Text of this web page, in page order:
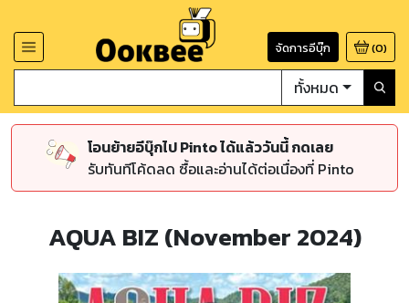
จัดการอีบุ๊ก (0)
ทั้งหมด
โอนย้ายอีบุ๊กไป Pinto ได้แล้ววันนี้ กดเลย
รับทันทีโค้ดลด ซื้อและอ่านได้ต่อเนื่องที่ Pinto
AQUA BIZ (November 2024)